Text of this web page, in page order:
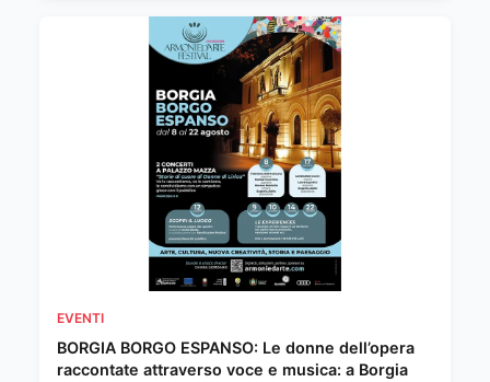
EVENTI
BORGIA BORGO ESPANSO: Le donne dell’opera
raccontate attraverso voce e musica: a Borgia